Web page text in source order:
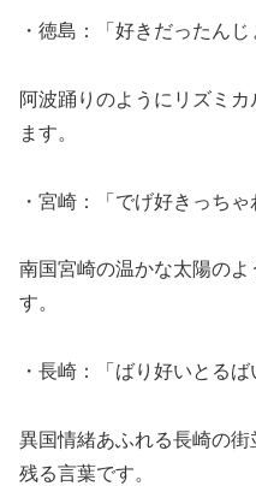
・徳島：「好きだったんじ
阿波踊りのようにリズミ
ます。
・宮崎：「でげ好きっちゃ
南国宮崎の温かな太陽の
す。
・長崎：「ばり好いとるば
異国情緒あふれる長崎の
残る言葉です。